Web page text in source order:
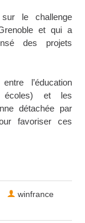
le challenge
et qui a
des projets
l’éducation
écoles) et les
détachée par
favoriser ces
winfrance